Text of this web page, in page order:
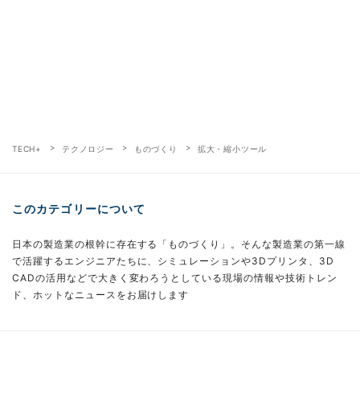
TECH+ テクノロジー ものづくり 拡大・縮小ツール
このカテゴリーについて
日本の製造業の根幹に存在する「ものづくり」。そんな製造業の第一線
で活躍するエンジニアたちに、シミュレーションや3Dプリンタ、3D
CADの活用などで大きく変わろうとしている現場の情報や技術トレン
ド、ホットなニュースをお届けします